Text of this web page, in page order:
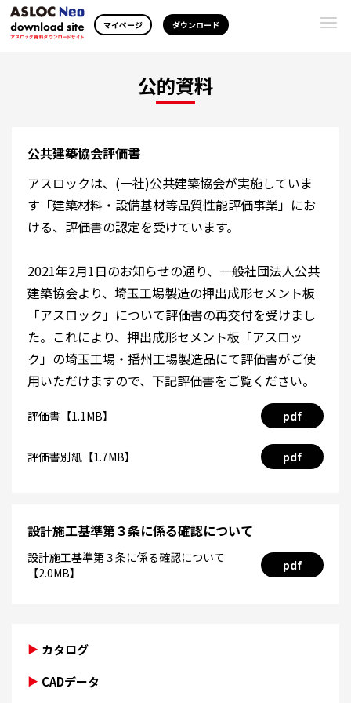
マイページ ダウンロード
公的資料
公共建築協会評価書
アスロックは、(一社)公共建築協会が実施していま
す「建築材料・設備基材等品質性能評価事業」にお
ける、評価書の認定を受けています。
2021年2月1日のお知らせの通り、一般社団法人公共
建築協会より、埼玉工場製造の押出成形セメント板
「アスロック」について評価書の再交付を受けまし
た。これにより、押出成形セメント板「アスロッ
ク」の埼玉工場・播州工場製造品にて評価書がご使
用いただけますので、下記評価書をご覧ください。
評価書【1.1MB】 pdf
評価書別紙【1.7MB】 pdf
設計施工基準第３条に係る確認について
設計施工基準第３条に係る確認について
【2.0MB】
pdf
カタログ
CADデータ